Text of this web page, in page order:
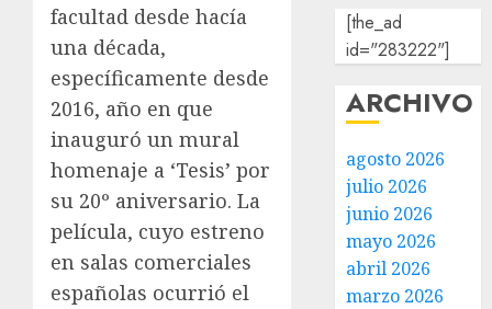
facultad desde hacía
una década,
específicamente desde
2016, año en que
inauguró un mural
homenaje a ‘Tesis’ por
su 20º aniversario. La
película, cuyo estreno
en salas comerciales
españolas ocurrió el
[the_ad
id="283222"]
ARCHIVO
agosto 2026
julio 2026
junio 2026
mayo 2026
abril 2026
marzo 2026